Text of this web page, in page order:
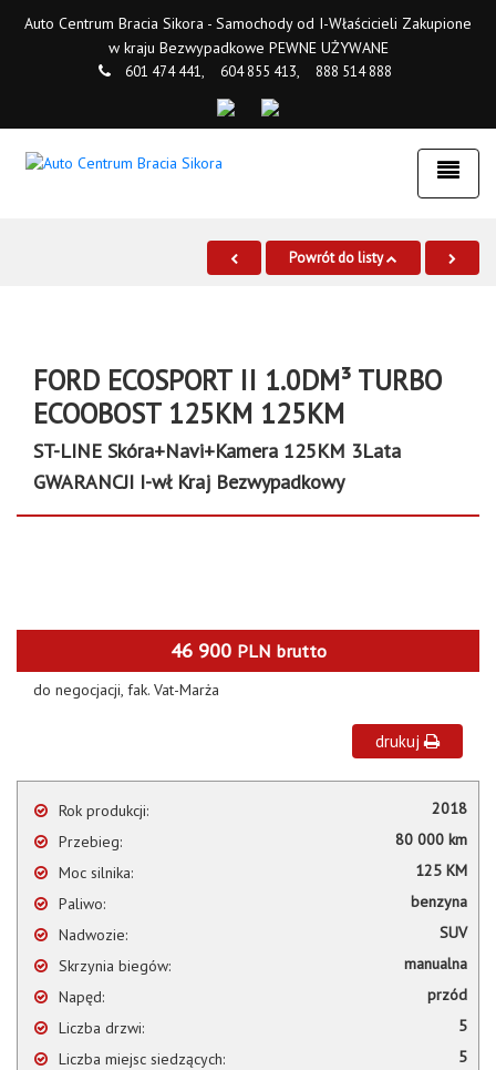
Auto Centrum Bracia Sikora - Samochody od I-Właścicieli Zakupione
w kraju Bezwypadkowe PEWNE UŻYWANE
601 474 441, 604 855 413, 888 514 888
Powrót do listy
FORD ECOSPORT II 1.0DM³ TURBO
ECOOBOST 125KM 125KM
ST-LINE Skóra+Navi+Kamera 125KM 3Lata
GWARANCJI I-wł Kraj Bezwypadkowy
46 900 PLN brutto
do negocjacji, fak. Vat-Marża
drukuj
Rok produkcji:
2018
Przebieg:
80 000 km
Moc silnika:
125 KM
Paliwo:
benzyna
Nadwozie:
SUV
Skrzynia biegów:
manualna
Napęd:
przód
Liczba drzwi:
5
Liczba miejsc siedzących:
5